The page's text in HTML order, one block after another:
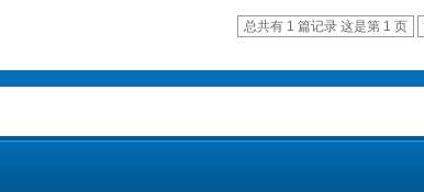
总共有 1 篇记录 这是第 1 页